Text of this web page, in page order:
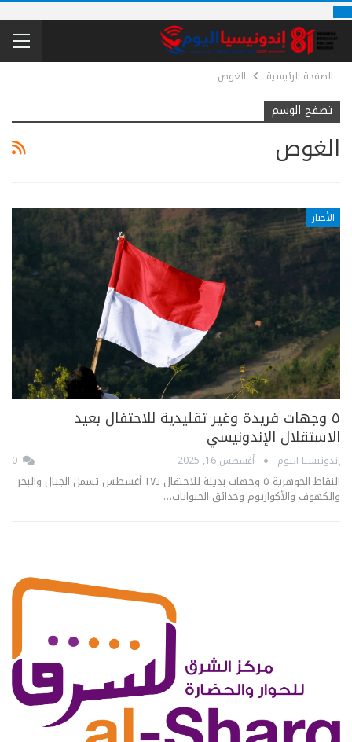
الصفحة الرئيسية الغوص
تصفح الوسم
الغوص
الأخبار
٥ وجهات فريدة وغير تقليدية للاحتفال بعيد
الاستقلال الإندونيسي
إندونيسيا اليوم أغسطس 16, 2025
النقاط الجوهرية ٥ وجهات بديلة للاحتفال بـ١٧ أغسطس تشمل الجبال والبحر
والكهوف والأكواريوم وحدائق الحيوانات…